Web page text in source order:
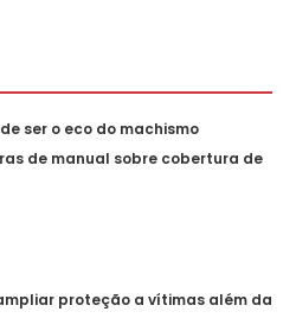
ser o eco do machismo
de manual sobre cobertura de
proteção a vítimas além da